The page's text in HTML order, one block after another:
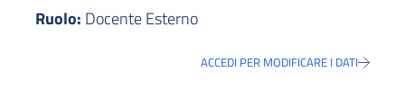
Ruolo: Docente Esterno
ACCEDI PER MODIFICARE I DATI